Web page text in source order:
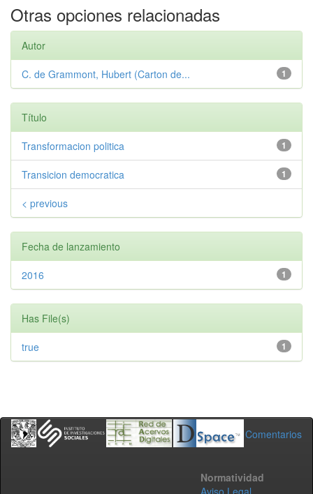
Otras opciones relacionadas
Autor
1
C. de Grammont, Hubert (Carton de...
Título
1
Transformacion politica
1
Transicion democratica
< previous
Fecha de lanzamiento
1
2016
Has File(s)
1
true
Comentarios
Normatividad
Aviso Legal